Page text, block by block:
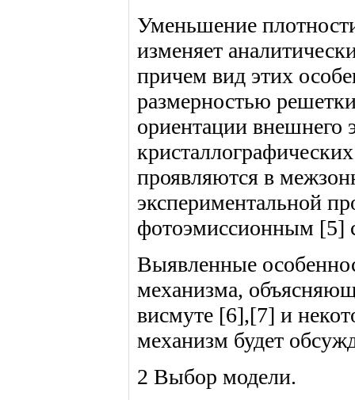
Уменьшение
изменяет
причем вид этих
размерностью
ориентации внешнего
проявляются в
экспериментальной
фотоэмиссионным [5]
Выявленные
механизма,
висмуте [6],[7] и
механизм будет
2 Выбор модели.